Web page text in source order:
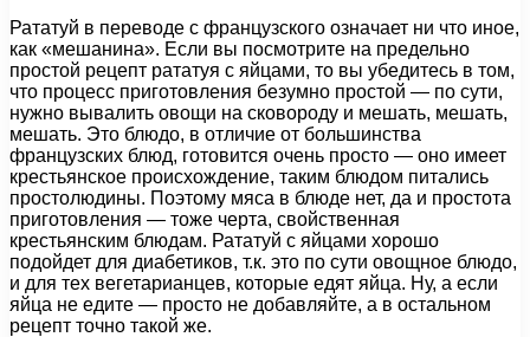
Рататуй в переводе с французского означает ни что иное,
как «мешанина». Если вы посмотрите на предельно
простой рецепт рататуя с яйцами, то вы убедитесь в том,
что процесс приготовления безумно простой — по сути,
нужно вывалить овощи на сковороду и мешать, мешать,
мешать. Это блюдо, в отличие от большинства
французских блюд, готовится очень просто — оно имеет
крестьянское происхождение, таким блюдом питались
простолюдины. Поэтому мяса в блюде нет, да и простота
приготовления — тоже черта, свойственная
крестьянским блюдам. Рататуй с яйцами хорошо
подойдет для диабетиков, т.к. это по сути овощное блюдо,
и для тех вегетарианцев, которые едят яйца. Ну, а если
яйца не едите — просто не добавляйте, а в остальном
рецепт точно такой же.